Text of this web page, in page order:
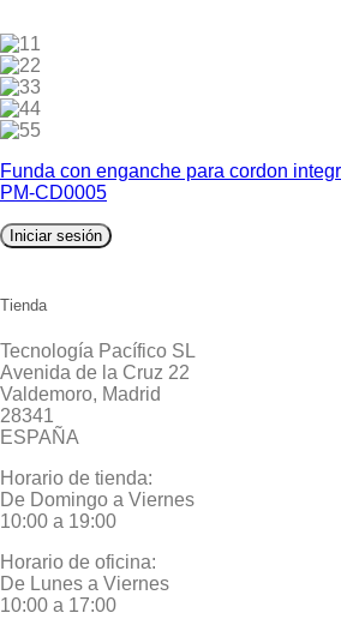
1
2
3
4
5
Funda con enganche para cordon
PM-CD0005
Iniciar sesión
Tienda
Tecnología Pacífico SL
Avenida de la Cruz 22
Valdemoro, Madrid
28341
ESPAÑA
Horario de tienda:
De Domingo a Viernes
10:00 a 19:00
Horario de oficina:
De Lunes a Viernes
10:00 a 17:00